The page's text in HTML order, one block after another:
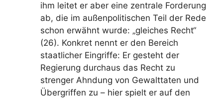
ihm leitet er aber eine zentrale Forderung
ab, die im außenpolitischen Teil der Rede
schon erwähnt wurde: „gleiches Recht“
(26). Konkret nennt er den Bereich
staatlicher Eingriffe: Er gesteht der
Regierung durchaus das Recht zu
strenger Ahndung von Gewalttaten und
Übergriffen zu – hier spielt er auf den